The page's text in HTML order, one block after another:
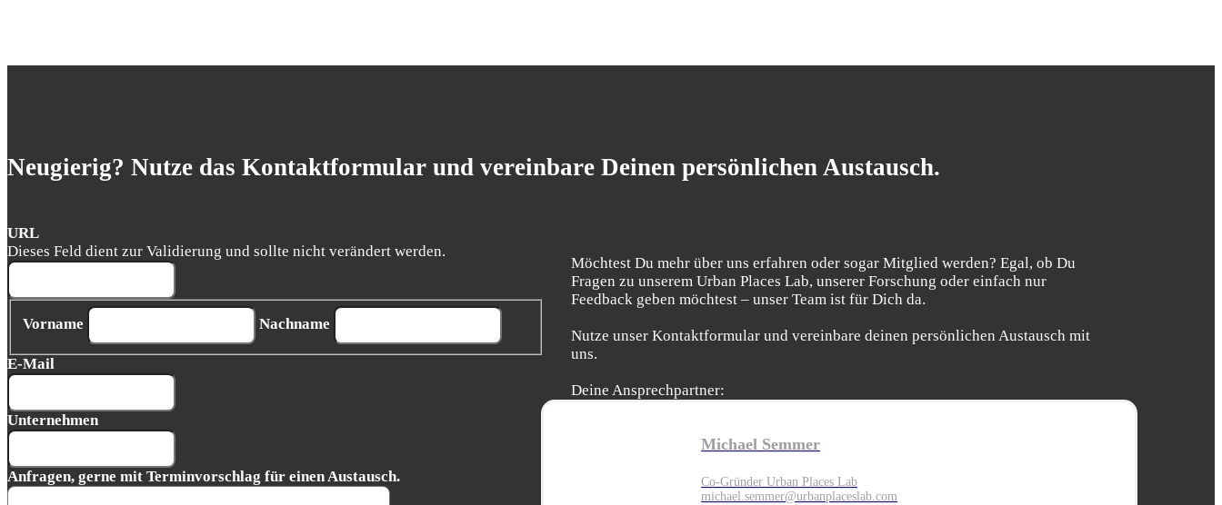
Neugierig? Nutze das Kontaktformular und vereinbare Deinen persönlichen Austausch.
URL
Dieses Feld dient zur Validierung und sollte nicht verändert werden.
Vorname Nachname
E-Mail
Unternehmen
Anfragen, gerne mit Terminvorschlag für einen Austausch.
Möchtest Du mehr über uns erfahren oder sogar Mitglied werden? Egal, ob Du
Fragen zu unserem Urban Places Lab, unserer Forschung oder einfach nur
Feedback geben möchtest – unser Team ist für Dich da.
Nutze unser Kontaktformular und vereinbare deinen persönlichen Austausch mit
uns.
Deine Ansprechpartner:
Michael Semmer
Co-Gründer Urban Places Lab
michael.semmer@urbanplaceslab.com